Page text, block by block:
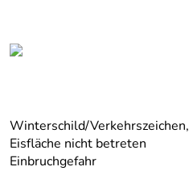
Winterschild/Verkehrszeichen,
Eisfläche nicht betreten
Einbruchgefahr